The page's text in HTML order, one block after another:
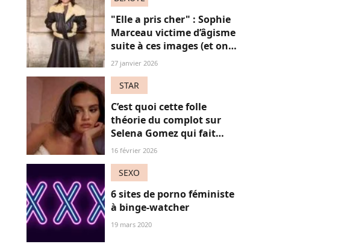
"Elle a pris cher" : Sophie
Marceau victime d’âgisme
suite à ces images (et on
souffle très fort)
27 janvier 2026
STAR
C’est quoi cette folle
théorie du complot sur
Selena Gomez qui fait
parler Internet ?
16 février 2026
SEXO
6 sites de porno féministe
à binge-watcher
19 mars 2020